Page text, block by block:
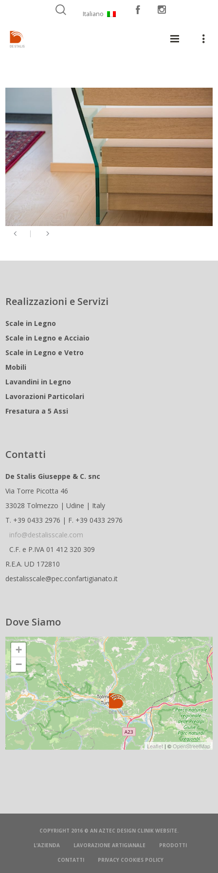
Italiano
Realizzazioni e Servizi
Scale in Legno
Scale in Legno e Acciaio
Scale in Legno e Vetro
Mobili
Lavandini in Legno
Lavorazioni Particolari
Fresatura a 5 Assi
Contatti
De Stalis Giuseppe & C. snc
Via Torre Picotta 46
33028 Tolmezzo | Udine | Italy
T. +39 0433 2976 | F. +39 0433 2976
info@destalisscale.com
C.F. e P.IVA 01 412 320 309
R.E.A. UD 172810
destalisscale@pec.confartigianato.it
Dove Siamo
+
−
Leaflet| ©OpenStreetMap
COPYRIGHT 2016 © AN AZTEC DESIGN CLINIK WEBSITE.
L’AZIENDA LAVORAZIONE ARTIGIANALE PRODOTTI
CONTATTI PRIVACY COOKIES POLICY